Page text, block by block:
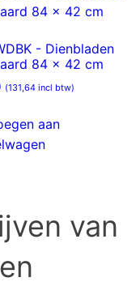
- Dienbladen
84 x 42 cm
(131,64incl btw)
aan
van